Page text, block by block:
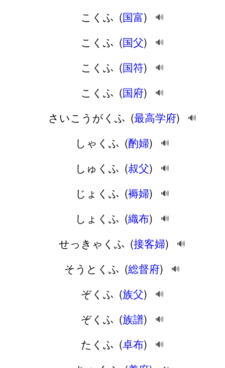
こくふ (国富) 🔊
こくふ (国父) 🔊
こくふ (国符) 🔊
こくふ (国府) 🔊
さいこうがくふ (最高学府) 🔊
しゃくふ (酌婦) 🔊
しゅくふ (叔父) 🔊
じょくふ (褥婦) 🔊
しょくふ (織布) 🔊
せっきゃくふ (接客婦) 🔊
そうとくふ (総督府) 🔊
ぞくふ (族父) 🔊
ぞくふ (族譜) 🔊
たくふ (卓布) 🔊